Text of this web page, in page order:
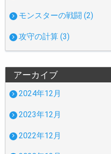
モンスターの戦闘 (2)
攻守の計算 (3)
アーカイブ
2024年12月
2023年12月
2022年12月